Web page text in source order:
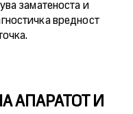
заматеноста и
вредност
АПАРАТОТ И